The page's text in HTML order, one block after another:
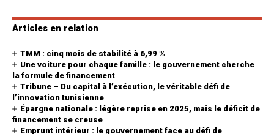
Articles en relation
TMM : cinq mois de stabilité à 6,99 %
Une voiture pour chaque famille : le gouvernement cherche
la formule de financement
Tribune – Du capital à l’exécution, le véritable défi de
l’innovation tunisienne
Épargne nationale : légère reprise en 2025, mais le déficit de
financement se creuse
Emprunt intérieur : le gouvernement face au défi de